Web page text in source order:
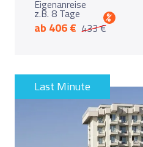
Eigenanreise
z.B. 8 Tage
ab 406 € 433 €
%
Last Minute